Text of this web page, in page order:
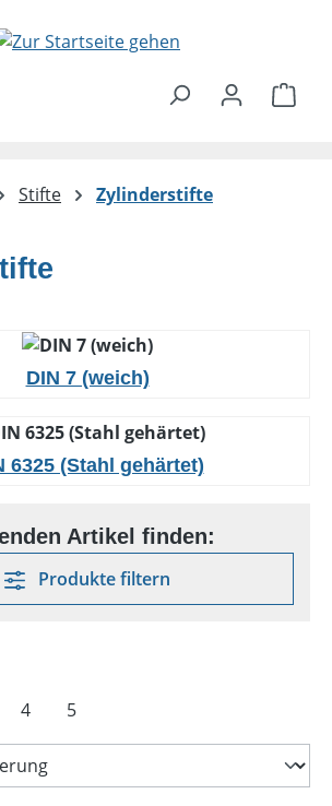
Stifte Zylinderstifte
DIN 7 (weich)
6325 (Stahl gehärtet)
Produkte filtern
Seite
4 Seite
5